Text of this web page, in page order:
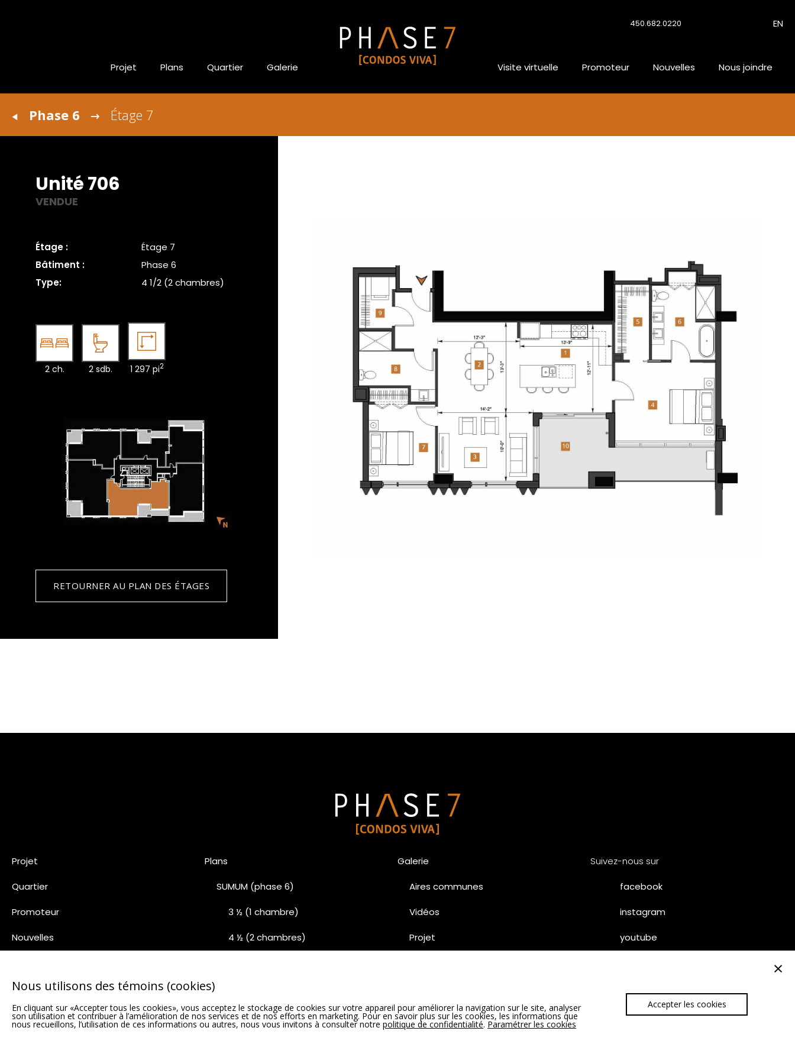
450.682.0220 EN
Projet Plans Quartier Galerie Visite virtuelle Promoteur Nouvelles Nous joindre
Phase 6 Étage 7
Unité 706
VENDUE
Étage :
Étage 7
Bâtiment :
Phase 6
Type:
4 1/2 (2 chambres)
2 ch. 2 sdb. 1 297 pi2
RETOURNER AU PLAN DES ÉTAGES
Projet
Quartier
Promoteur
Nouvelles
Plans
SUMUM (phase 6)
3 ½ (1 chambre)
4 ½ (2 chambres)
Phase 5 (100% vendu)
Galerie
Aires communes
Vidéos
Projet
Unités vedettes Phase 6 – SUMUM
Suivez-nous sur
facebook
instagram
youtube
Nous utilisons des témoins (cookies)
En cliquant sur «Accepter tous les cookies», vous acceptez le stockage de cookies sur votre appareil pour améliorer la navigation sur le site, analyser
son utilisation et contribuer à l’amélioration de nos services et de nos efforts en marketing. Pour en savoir plus sur les cookies, les informations que
nous recueillons, l’utilisation de ces informations ou autres, nous vous invitons à consulter notre politique de confidentialité. Paramétrer les cookies
Accepter les cookies
×